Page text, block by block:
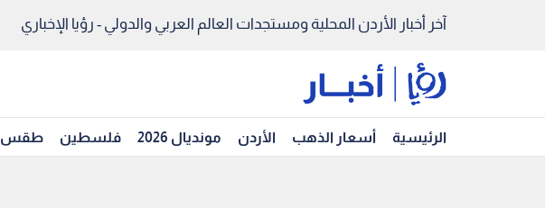
آخر أخبار الأردن المحلية ومستجدات العالم العربي والدولي - رؤيا الإخباري
الرئيسية أسعار الذهب الأردن مونديال 2026 فلسطين طقس